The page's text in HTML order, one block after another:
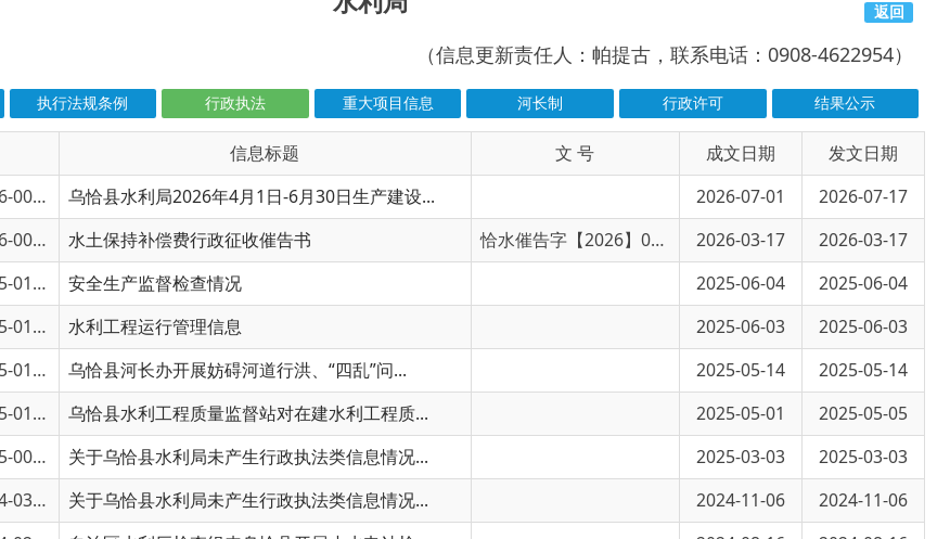
（信息更新责任人：帕提古，联系电话：0908-4622954）
河长制 行政许可 结果公示
信息标题 文 号 成文日期
发文日期
乌恰县水利局2026年4月1日-6月30日生产建设... 2026-07-01 2026-07-17
水土保持补偿费行政征收催告书 恰水催告字【2026】01号 2026-03-17
2026-03-17
安全生产监督检查情况 2025-06-04 2025-06-04
水利工程运行管理信息 2025-06-03 2025-06-03
乌恰县河长办开展妨碍河道行洪、“四乱”问... 2025-05-14
乌恰县水利工程质量监督站对在建水利工程质... 2025-05-05
关于乌恰县水利局未产生行政执法类信息情况...
2025-03-03
关于乌恰县水利局未产生行政执法类信息情况... 2024-11-06
自治区水利厅检查组来乌恰县开展小水电站检... 2024-08-16
关于乌恰县水利局未产生行政执法类信息情况... 2024-06-05 2024-06-05
乌恰县水利局2023年行政处罚案件公示 2023-11-15 2023-11-15